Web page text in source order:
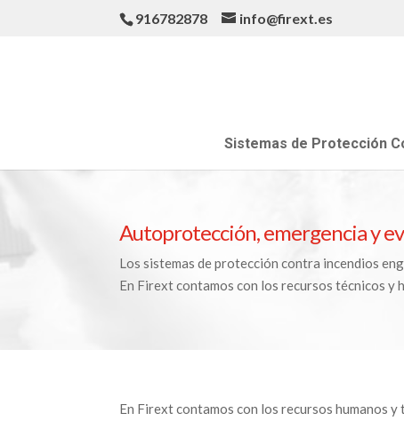
916782878 info@firext.es
Sistemas de Protección
Autoprotección, emergencia y
Los sistemas de protección contra incendios
En Firext contamos con los recursos técnicos y
En Firext contamos con los recursos humanos